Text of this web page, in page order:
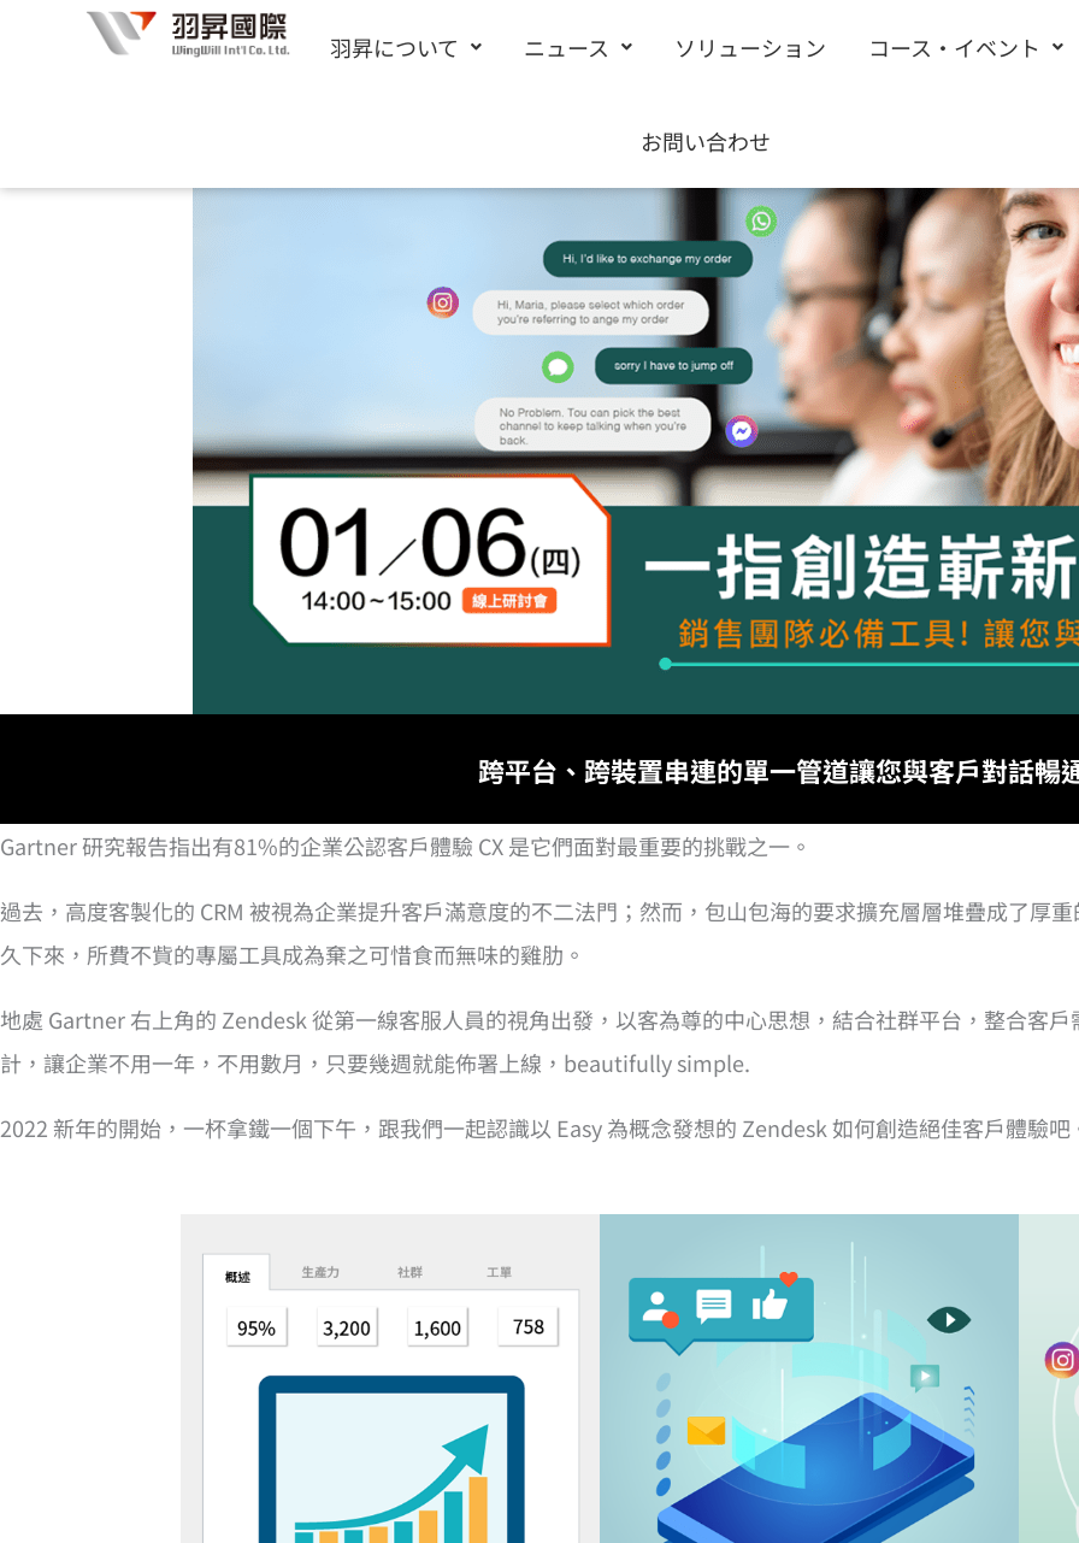
キ
羽昇について ニュース ソリューション コース・イベント
お問い合わせ
跨平台、跨裝置串連的單一管道讓您與客戶對話暢
Gartner 研究報告指出有81%的企業公認客戶體驗 CX 是它們面對最重要的挑戰之一。
過去，高度客製化的 CRM 被視為企業提升客戶滿意度的不二法門；然而，包山包海的要求擴充層層堆疊成了厚
久下來，所費不貲的專屬工具成為棄之可惜食而無味的雞肋。
地處 Gartner 右上角的 Zendesk 從第一線客服人員的視角出發，以客為尊的中心思想，結合社群平台，整合客
計，讓企業不用一年，不用數月，只要幾週就能佈署上線，beautifully simple.
2022 新年的開始，一杯拿鐵一個下午，跟我們一起認識以 Easy 為概念發想的 Zendesk 如何創造絕佳客戶體驗吧